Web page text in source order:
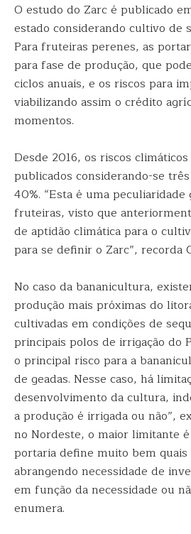
O estudo do Zarc é publicado
estado considerando cultivo de
Para fruteiras perenes, as
para fase de produção, que
ciclos anuais, e os riscos para
viabilizando assim o crédito
momentos.
Desde 2016, os riscos
publicados considerando-se
40%. “Esta é uma peculiaridade
fruteiras, visto que
de aptidão climática para o
para se definir o Zarc”, recorda
No caso da bananicultura,
produção mais próximas do
cultivadas em condições de
principais polos de irrigação do
o principal risco para a
de geadas. Nesse caso, há
desenvolvimento da cultura,
a produção é irrigada ou não”,
no Nordeste, o maior limitante
portaria define muito bem quais
abrangendo necessidade de
em função da necessidade ou
enumera.